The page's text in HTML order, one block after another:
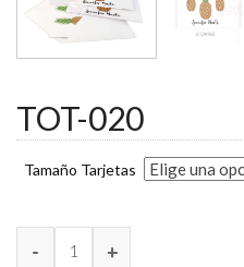
TOT-020
Tamaño Tarjetas